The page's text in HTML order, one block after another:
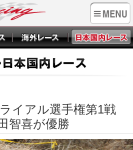
イアル選手権第1戦
智喜が優勝